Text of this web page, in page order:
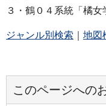
３・鶴０４系統「橘
ジャンル別検索 地図
このページへの